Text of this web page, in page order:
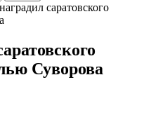
саратовского
Суворова